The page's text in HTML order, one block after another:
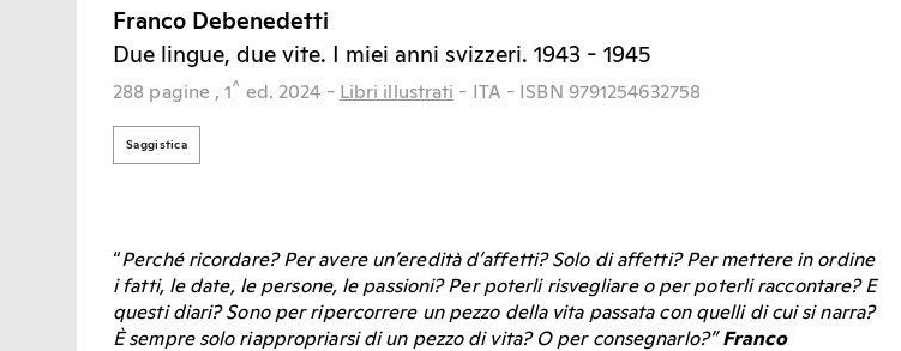
Franco Debenedetti
Due lingue, due vite. I miei anni svizzeri. 1943 - 1945
288 pagine , 1^ ed. 2024 - Libri illustrati - ITA - ISBN 9791254632758
Saggistica
“Perché ricordare? Per avere un’eredità d’affetti? Solo di affetti? Per mettere in ordine
i fatti, le date, le persone, le passioni? Per poterli risvegliare o per poterli raccontare? E
questi diari? Sono per ripercorrere un pezzo della vita passata con quelli di cui si narra?
È sempre solo riappropriarsi di un pezzo di vita? O per consegnarlo?” Franco